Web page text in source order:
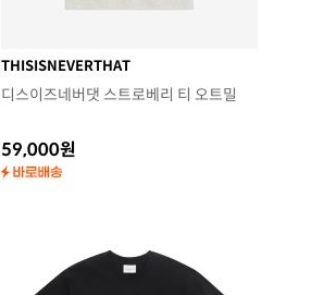
THISISNEVERTHAT
디스이즈네버댓 스트로베리 티 오트밀
59,000원